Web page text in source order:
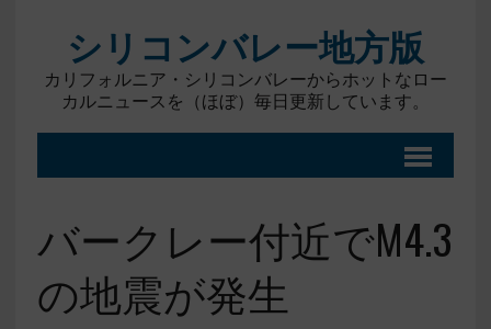
シリコンバレー地方版
カリフォルニア・シリコンバレーからホットなロー
カルニュースを（ほぼ）毎日更新しています。
バークレー付近でM4.3
の地震が発生